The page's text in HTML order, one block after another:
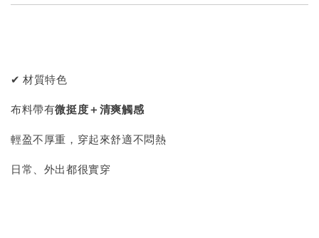
✔ 材質特色
布料帶有微挺度＋清爽觸感
輕盈不厚重，穿起來舒適不悶熱
日常、外出都很實穿